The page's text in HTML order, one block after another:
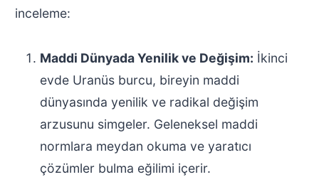
inceleme:
Maddi Dünyada Yenilik ve Değişim: İkinci
evde Uranüs burcu, bireyin maddi
dünyasında yenilik ve radikal değişim
arzusunu simgeler. Geleneksel maddi
normlara meydan okuma ve yaratıcı
çözümler bulma eğilimi içerir.